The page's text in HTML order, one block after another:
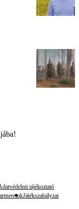
tájékoztató
Játékszabályzat